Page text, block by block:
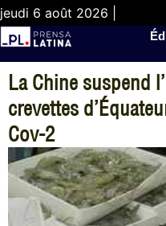
jeudi 6 août 2026 |
La Chine suspend
crevettes
Cov-2